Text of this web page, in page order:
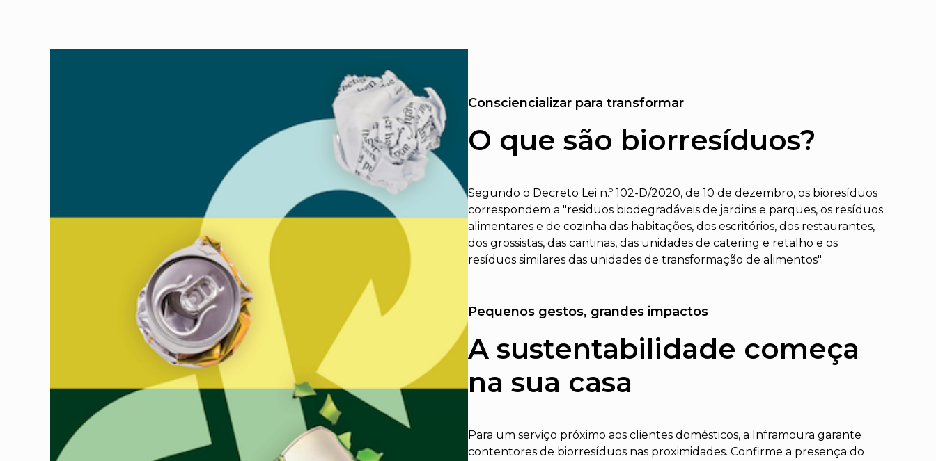
Consciencializar para transformar
O que são biorresíduos?
Segundo o Decreto Lei n.º 102-D/2020, de 10 de dezembro, os bioresíduos
correspondem a "residuos biodegradáveis de jardins e parques, os resíduos
alimentares e de cozinha das habitações, dos escritórios, dos restaurantes,
dos grossistas, das cantinas, das unidades de catering e retalho e os
resíduos similares das unidades de transformação de alimentos".
Pequenos gestos, grandes impactos
A sustentabilidade começa
na sua casa
Para um serviço próximo aos clientes domésticos, a Inframoura garante
contentores de biorresíduos nas proximidades. Confirme a presença do